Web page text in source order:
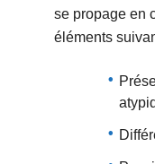
se propage en
éléments